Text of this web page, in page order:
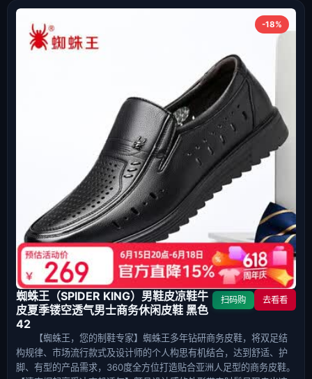
-18%
蜘蛛王（SPIDER KING）男鞋皮凉鞋牛
皮夏季镂空透气男士商务休闲皮鞋 黑色
42
扫码购 去看看
【蜘蛛王，您的制鞋专家】蜘蛛王多年钻研商务皮鞋，将双足结
构规律、市场流行款式及设计师的个人构思有机结合，达到舒适、护
脚、有型的产品需求，360度全方位打造贴合亚洲人足型的商务皮鞋。